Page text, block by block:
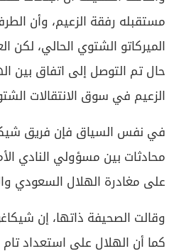
مستقبله رفقة الزعيم، وأن
الميركاتو الشتوي الحالي، لكن
حال تم التوصل إلى اتفاق بين
الزعيم في سوق الانتقالات
في نفس السياق فإن فريق
محادثات بين مسؤولي النادي
على مغادرة الهلال السعودي
وقالت الصحيفة ذاتها، إن شيكاغو
كما أن الهلال على استعداد تام